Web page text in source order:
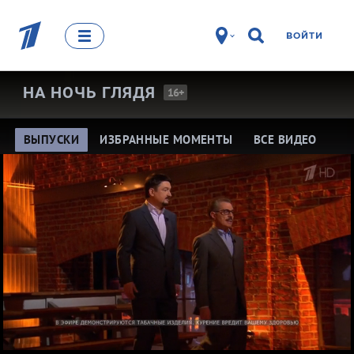
ВОЙТИ
НА НОЧЬ ГЛЯДЯ 16+
ВЫПУСКИ ИЗБРАННЫЕ МОМЕНТЫ ВСЕ ВИДЕО